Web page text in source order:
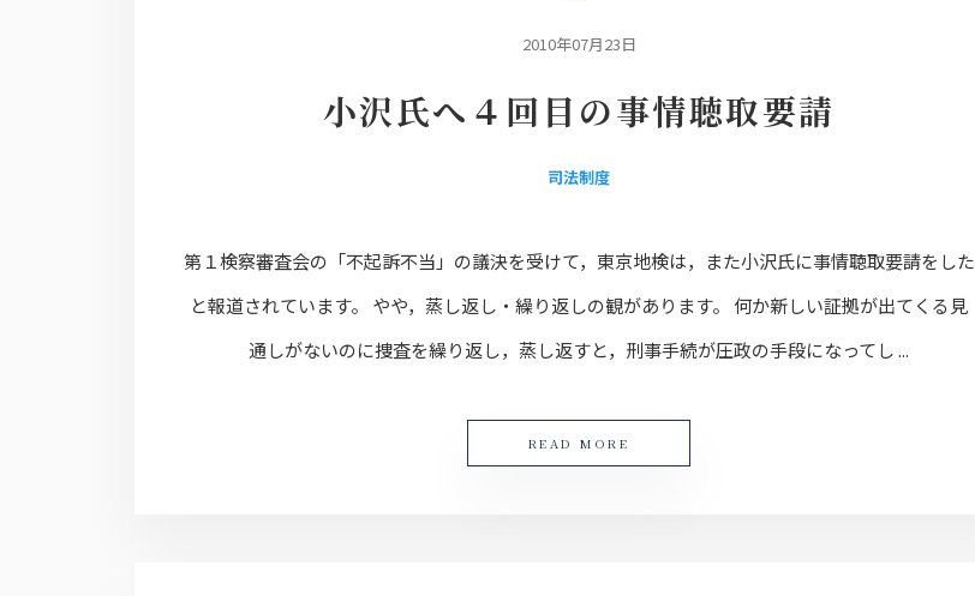
2010年07月23日
小沢氏へ４回目の事情聴取要請
司法制度
第１検察審査会の「不起訴不当」の議決を受けて，東京地検は，また小沢氏に事情聴取要請をした
と報道されています。 やや，蒸し返し・繰り返しの観があります。 何か新しい証拠が出てくる見
通しがないのに捜査を繰り返し，蒸し返すと，刑事手続が圧政の手段になってし ...
READ MORE